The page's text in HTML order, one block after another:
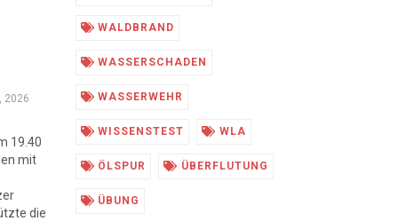
2026
19.40
mit
die
WALDBRAND
WASSERSCHADEN
WASSERWEHR
WISSENSTEST WLA
ÖLSPUR ÜBERFLUTUNG
ÜBUNG